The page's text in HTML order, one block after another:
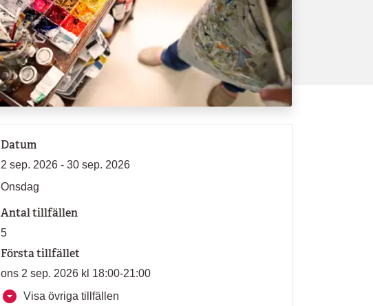
Datum
2 sep. 2026 - 30 sep. 2026
Onsdag
Antal tillfällen
5
Första tillfället
ons 2 sep. 2026 kl 18:00-21:00
Visa övriga tillfällen